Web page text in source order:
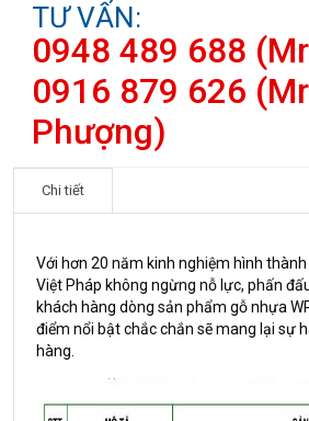
TƯ VẤN:
0948 489 688
0916 879 626
Phượng)
Chi tiết
Với hơn 20 năm kinh nghiệm hình
Việt Pháp không ngừng nỗ lực, phấn
khách hàng dòng sản phẩm gỗ nhựa
điểm nổi bật chắc chắn sẽ mang lại sự
hàng.